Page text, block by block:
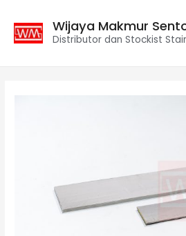
Wijaya Makmur
Distributor dan Stockist